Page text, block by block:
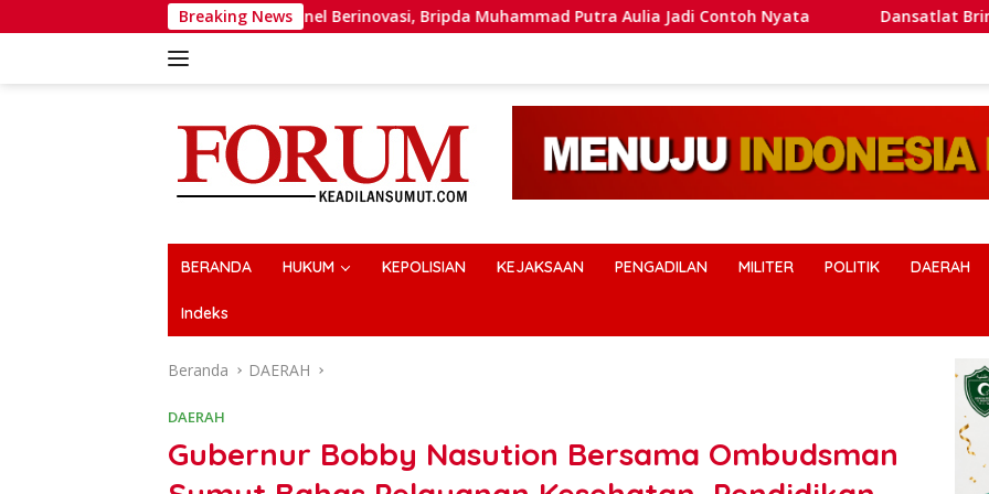
ke
Breaking News
Personel Berinovasi, Bripda Muhammad Putra Aulia Jadi Contoh Nyata Dansatlat Brimob Korbrimob Buka
BERANDA HUKUM KEPOLISIAN KEJAKSAAN PENGADILAN MILITER POLITIK DAERAH
Indeks
Beranda DAERAH
DAERAH
Gubernur Bobby Nasution Bersama Ombudsman